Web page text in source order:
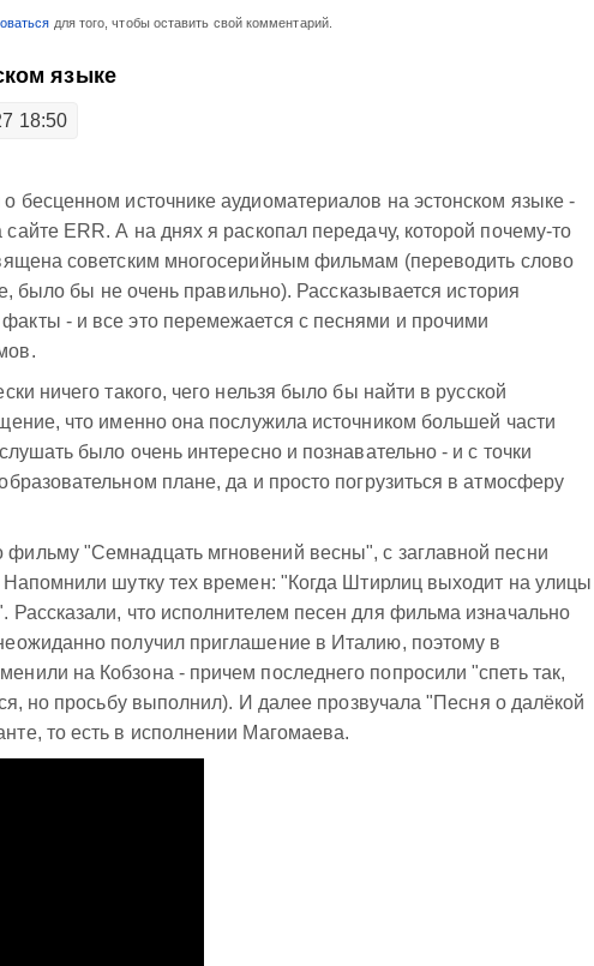
для того, чтобы оставить свой комментарий.
языке
18:50
бесценном источнике аудиоматериалов на эстонском языке -
ERR. А на днях я раскопал передачу, которой почему-то
советским многосерийным фильмам (переводить слово
было бы не очень правильно). Рассказывается история
- и все это перемежается с песнями и прочими
ничего такого, чего нельзя было бы найти в русской
что именно она послужила источником большей части
было очень интересно и познавательно - и с точки
плане, да и просто погрузиться в атмосферу
"Семнадцать мгновений весны", с заглавной песни
Напомнили шутку тех времен: "Когда Штирлиц выходит на улицы
что исполнителем песен для фильма изначально
получил приглашение в Италию, поэтому в
на Кобзона - причем последнего попросили "спеть так,
но просьбу выполнил). И далее прозвучала "Песня о далёкой
то есть в исполнении Магомаева.